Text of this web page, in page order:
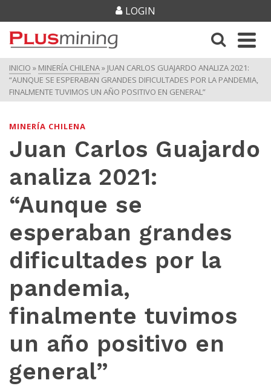
LOGIN
INICIO » MINERÍA CHILENA» JUAN CARLOS GUAJARDO ANALIZA 2021:
“AUNQUE SE ESPERABAN GRANDES DIFICULTADES POR LA PANDEMIA,
FINALMENTE TUVIMOS UN AÑO POSITIVO EN GENERAL”
MINERÍA CHILENA
Juan Carlos Guajardo
analiza 2021:
“Aunque se
esperaban grandes
dificultades por la
pandemia,
finalmente tuvimos
un año positivo en
general”